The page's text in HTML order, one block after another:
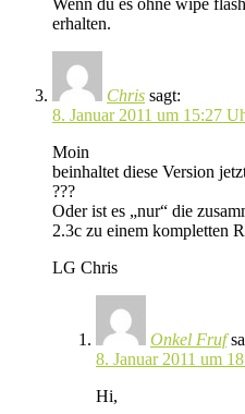
Wenn du es ohne wipe
erhalten.
Chris sagt:
8. Januar 2011 um 15:27
Moin
beinhaltet diese Version
???
Oder ist es „nur“ die
2.3c zu einem kompletten
LG Chris
Onkel Fruf
8. Januar 2011 um
Hi,